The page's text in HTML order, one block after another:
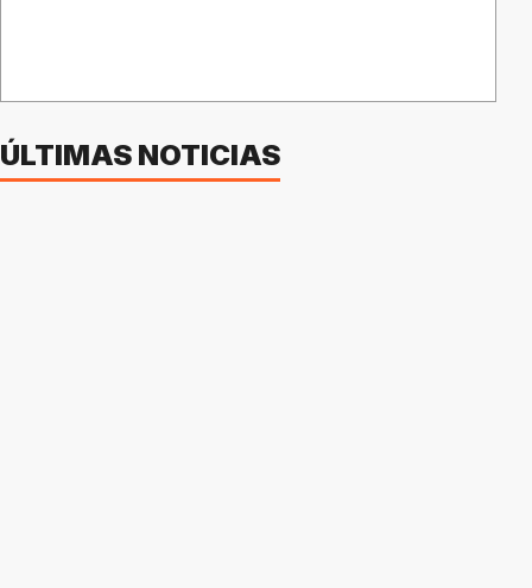
ÚLTIMAS NOTICIAS